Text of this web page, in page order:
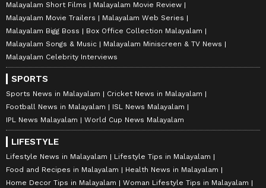
Malayalam Short Films
Malayalam Movie Review
Malayalam Movie Trailers
Malayalam Web Series
Malayalam Bigg Boss
Box Office Collection Malayalam
Malayalam Songs & Music
Malayalam Miniscreen & TV News
Malayalam Celebrity Interviews
SPORTS
Sports News in Malayalam
Cricket News in Malayalam
Football News in Malayalam
ISL News Malayalam
IPL News Malayalam
World Cup News Malayalam
LIFESTYLE
Lifestyle News in Malayalam
Lifestyle Tips in Malayalam
Food and Recipes in Malayalam
Health News in Malayalam
Home Decor Tips in Malayalam
Woman Lifestyle Tips in Malayalam